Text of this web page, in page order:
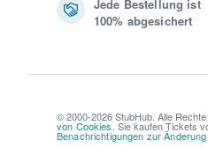
Jede Bestellung ist
100% abgesichert
© 2000-2026 StubHub. Alle
von Cookies. Sie kaufen Tickets
Benachrichtigungen zur